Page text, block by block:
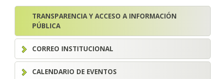
TRANSPARENCIA Y ACCESO A INFORMACIÓN
PÚBLICA
CORREO INSTITUCIONAL
CALENDARIO DE EVENTOS